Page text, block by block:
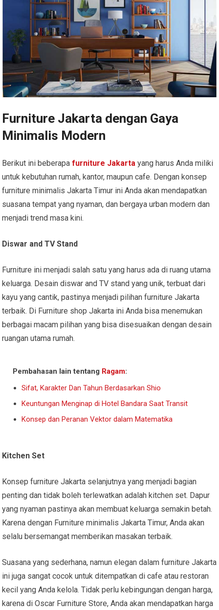
Furniture Jakarta dengan Gaya
Minimalis Modern
Berikut ini beberapafurniture Jakarta yang harus Anda miliki
untuk kebutuhan rumah, kantor, maupun cafe. Dengan konsep
furniture minimalis Jakarta Timur ini Anda akan mendapatkan
suasana tempat yang nyaman, dan bergaya urban modern dan
menjadi trend masa kini.
Diswar and TV Stand
Furniture ini menjadi salah satu yang harus ada di ruang utama
keluarga. Desain diswar and TV stand yang unik, terbuat dari
kayu yang cantik, pastinya menjadi pilihan furniture Jakarta
terbaik. Di Furniture shop Jakarta ini Anda bisa menemukan
berbagai macam pilihan yang bisa disesuaikan dengan desain
ruangan utama rumah.
Pembahasan lain tentang Ragam:
Sifat, Karakter Dan Tahun Berdasarkan Shio
Keuntungan Menginap di Hotel Bandara Saat Transit
Konsep dan Peranan Vektor dalam Matematika
Kitchen Set
Konsep furniture Jakarta selanjutnya yang menjadi bagian
penting dan tidak boleh terlewatkan adalah kitchen set. Dapur
yang nyaman pastinya akan membuat keluarga semakin betah.
Karena dengan Furniture minimalis Jakarta Timur, Anda akan
selalu bersemangat memberikan masakan terbaik.
Suasana yang sederhana, namun elegan dalam furniture Jakarta
ini juga sangat cocok untuk ditempatkan di cafe atau restoran
kecil yang Anda kelola. Tidak perlu kebingungan dengan harga,
karena di Oscar Furniture Store, Anda akan mendapatkan harga